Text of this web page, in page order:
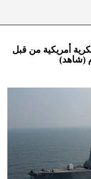
أمريكية من قبل